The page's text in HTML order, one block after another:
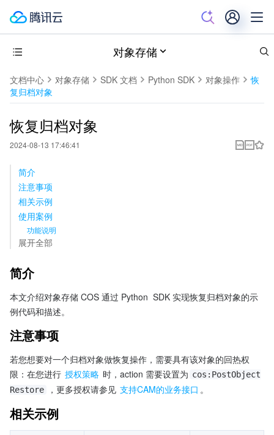
对象存储
文档中心 对象存储 SDK 文档 Python SDK 对象操作
恢
复归档对象
恢复归档对象
2024-08-13 17:46:41
简介
注意事项
相关示例
使用案例
功能说明
展开全部
简介
本文介绍对象存储 COS 通过 Python  SDK 实现恢复归档对象的示
例代码和描述。
注意事项
若您想要对一个归档对象做恢复操作，需要具有该对象的回热权
限：在您进行 授权策略 时，action 需要设置为 cos:PostObject
Restore
，更多授权请参见 支持CAM的业务接口 。
相关示例